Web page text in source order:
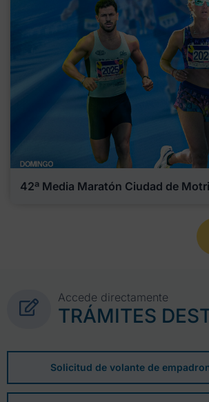
42ª Media Maratón Ciudad de
Accede directamente
TRÁMITES
Solicitud de volante de